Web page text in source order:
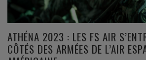
ATHÉNA 2023 : LES FS AIR
CÔTÉS DES ARMÉES DE L’AIR